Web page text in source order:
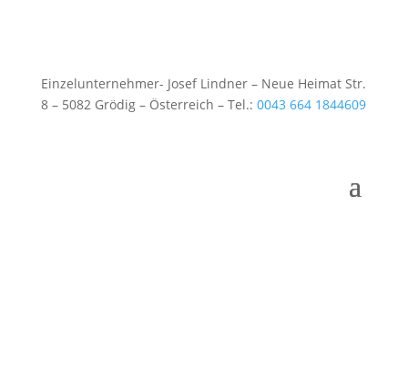
Einzelunternehmer- Josef Lindner – Neue Heimat Str.
8 – 5082 Grödig – Österreich – Tel.:0043 664 1844609